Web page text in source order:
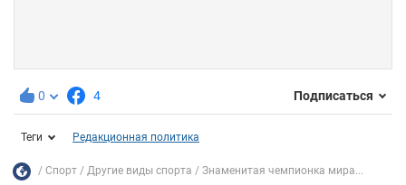
0 4 Подписаться
Теги Редакционная политика
Спорт Другие виды спорта Знаменитая чемпионка мира...